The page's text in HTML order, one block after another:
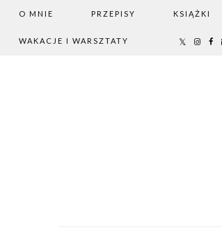
O MNIE PRZEPISY KSIĄŻKI
WAKACJE I WARSZTATY